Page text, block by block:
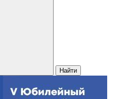
Найти